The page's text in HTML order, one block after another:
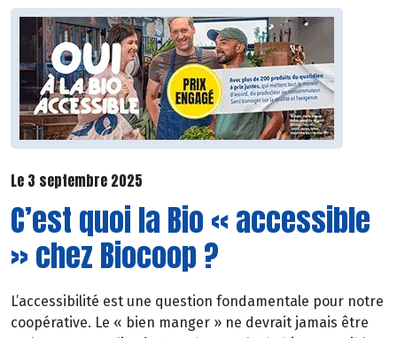
Le 3 septembre 2025
C’est quoi la Bio « accessible
» chez Biocoop ?
L’accessibilité est une question fondamentale pour notre
coopérative. Le « bien manger » ne devrait jamais être